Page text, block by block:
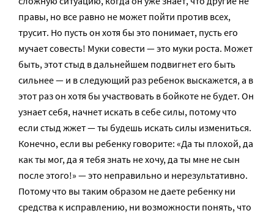
правы, но все равно не может пойти против всех,
трусит. Но пусть он хотя бы это понимает, пусть его
мучает совесть! Муки совести — это муки роста. Может
быть, этот стыд в дальнейшем подвигнет его быть
сильнее — и в следующий раз ребенок выскажется, а в
этот раз он хотя бы участвовать в бойкоте не будет. Он
узнает себя, начнет искать в себе силы, потому что
если стыд жжет — ты будешь искать силы измениться.
Конечно, если вы ребенку говорите: «Да ты плохой, да
как ты мог, да я тебя знать не хочу, да ты мне не сын
после этого!» — это неправильно и нерезультативно.
Потому что вы таким образом не даете ребенку ни
средства к исправлению, ни возможности понять, что